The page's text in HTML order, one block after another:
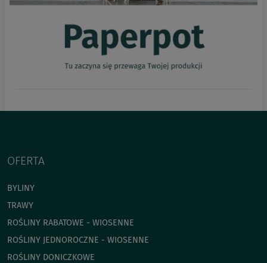
OFERTA
BYLINY
TRAWY
ROŚLINY RABATOWE - WIOSENNE
ROŚLINY JEDNOROCZNE - WIOSENNE
ROŚLINY DONICZKOWE